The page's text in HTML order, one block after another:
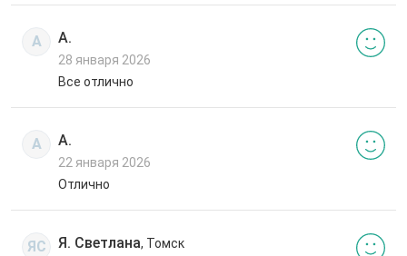
А А.
28 января 2026
Все отлично
А А.
22 января 2026
Отлично
ЯС Я. Светлана, Томск